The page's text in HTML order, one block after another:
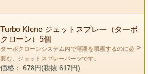
Turbo Klone ジェットスプレー（ターボ
クローン）5個
ターボクローンシステム内で溶液を噴霧するのに必
要な、ジェットスプレーパーツです。
価格： 678円(税抜 617円)